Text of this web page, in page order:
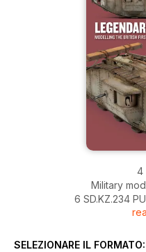
4
Military
6 SD.KZ.234
Reference images
New and recent
SELEZIONARE IL FORMATO: